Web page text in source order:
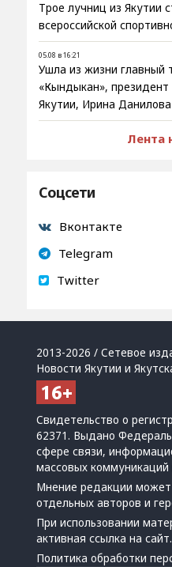
Трое лучниц из Якутии
всероссийской
05.08 в 16:21
Ушла из жизни главный
«Кындыкан»,
Якутии, Ирина Данилова
Лента
Соцсети
Вконтакте
Telegram
Twitter
2013-2026 / Сетевое
Новости Якутии и
Свидетельство о
62371. Выдано
сфере связи,
массовых
Мнение редакции
отдельных авторов и
При использовании
активная ссылка на сайт.
Политика обработки